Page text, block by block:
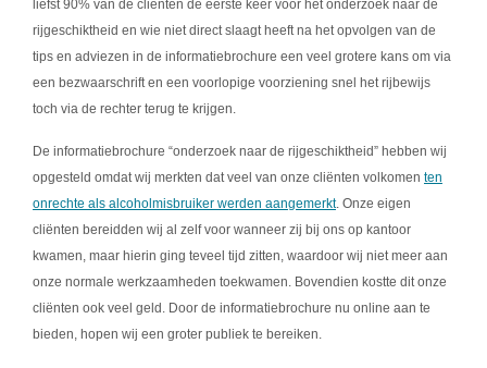
liefst 90% van de cliënten de eerste keer voor het onderzoek naar de
rijgeschiktheid en wie niet direct slaagt heeft na het opvolgen van de
tips en adviezen in de informatiebrochure een veel grotere kans om via
een bezwaarschrift en een voorlopige voorziening snel het rijbewijs
toch via de rechter terug te krijgen.
De informatiebrochure “onderzoek naar de rijgeschiktheid” hebben wij
opgesteld omdat wij merkten dat veel van onze cliënten volkomen ten
onrechte als alcoholmisbruiker werden aangemerkt. Onze eigen
cliënten bereidden wij al zelf voor wanneer zij bij ons op kantoor
kwamen, maar hierin ging teveel tijd zitten, waardoor wij niet meer aan
onze normale werkzaamheden toekwamen. Bovendien kostte dit onze
cliënten ook veel geld. Door de informatiebrochure nu online aan te
bieden, hopen wij een groter publiek te bereiken.